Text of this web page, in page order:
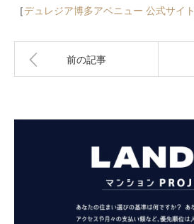
［デュレジア博多アベニュー 公式サイト
前の記事